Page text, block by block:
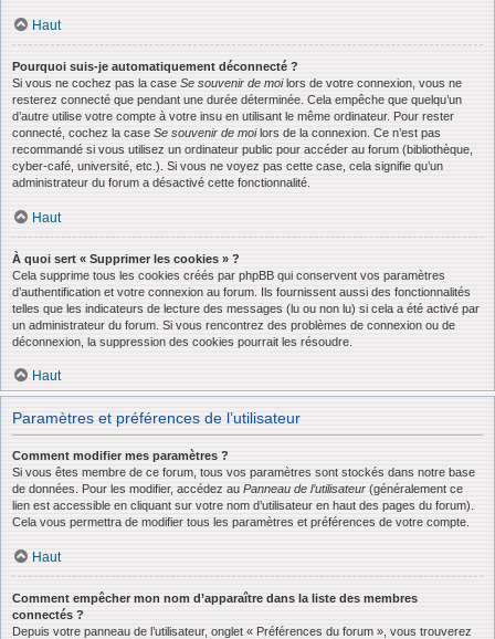
Haut
Pourquoi suis-je automatiquement déconnecté ?
Si vous ne cochez pas la case Se souvenir de moilors de votre connexion, vous ne
resterez connecté que pendant une durée déterminée. Cela empêche que quelqu’un
d’autre utilise votre compte à votre insu en utilisant le même ordinateur. Pour rester
connecté, cochez la case Se souvenir de moilors de la connexion. Ce n’est pas
recommandé si vous utilisez un ordinateur public pour accéder au forum (bibliothèque,
cyber-café, université, etc.). Si vous ne voyez pas cette case, cela signifie qu’un
administrateur du forum a désactivé cette fonctionnalité.
Haut
À quoi sert « Supprimer les cookies » ?
Cela supprime tous les cookies créés par phpBB qui conservent vos paramètres
d’authentification et votre connexion au forum. Ils fournissent aussi des fonctionnalités
telles que les indicateurs de lecture des messages (lu ou non lu) si cela a été activé par
un administrateur du forum. Si vous rencontrez des problèmes de connexion ou de
déconnexion, la suppression des cookies pourrait les résoudre.
Haut
Paramètres et préférences de l’utilisateur
Comment modifier mes paramètres ?
Si vous êtes membre de ce forum, tous vos paramètres sont stockés dans notre base
de données. Pour les modifier, accédez au Panneau de l’utilisateur (généralement ce
lien est accessible en cliquant sur votre nom d’utilisateur en haut des pages du forum).
Cela vous permettra de modifier tous les paramètres et préférences de votre compte.
Haut
Comment empêcher mon nom d’apparaître dans la liste des membres
connectés ?
Depuis votre panneau de l’utilisateur, onglet « Préférences du forum », vous trouverez